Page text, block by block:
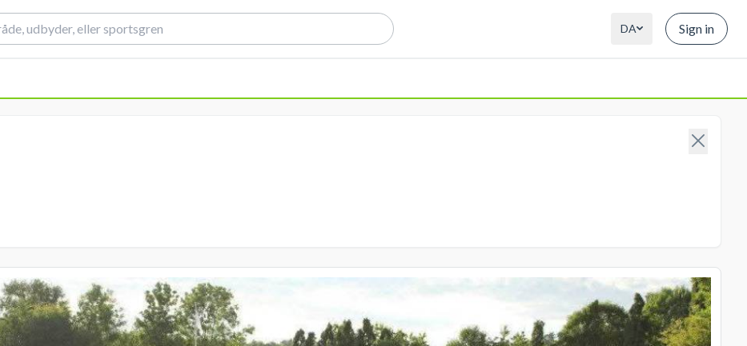
DA Sign in